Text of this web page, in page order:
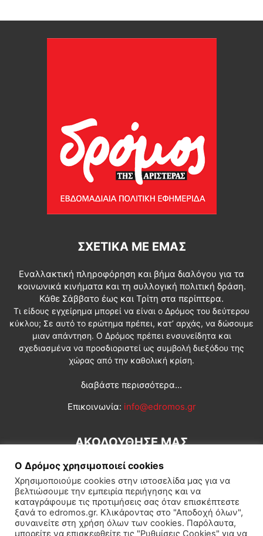
ΣΧΕΤΙΚΆ ΜΕ ΕΜΆΣ
Εναλλακτική πληροφόρηση και βήμα διαλόγου για τα
κοινωνικά κινήματα και τη συλλογική πολιτική δράση.
Κάθε Σάββατο έως και Τρίτη στα περίπτερα.
Τι είδους εγχείρημα μπορεί να είναι ο Δρόμος του δεύτερου
κύκλου; Σε αυτό το ερώτημα πρέπει, κατ’ αρχάς, να δώσουμε
μιαν απάντηση. Ο Δρόμος πρέπει ενσυνείδητα και
σχεδιασμένα να προσδιοριστεί ως συμβολή διεξόδου της
χώρας από την καθολική κρίση.
διαβάστε περισσότερα...
Επικοινωνία: info@edromos.gr
ΑΚΟΛΟΥΘΗΣΕ ΜΑΣ
Εγγραφή συνδρομητή Πολιτική Διεθνή Κοινωνία
Ο Δρόμος χρησιμοποιεί cookies
Χρησιμοποιούμε cookies στην ιστοσελίδα μας για να
βελτιώσουμε την εμπειρία περιήγησης και να
καταγράφουμε τις προτιμήσεις σας όταν επισκέπτεστε
ξανά το edromos.gr. Κλικάροντας στο "Αποδοχή όλων",
συναινείτε στη χρήση όλων των cookies. Παρόλαυτα,
μπορείτε να επισκεφθείτε τις "Ρυθμίσεις Cookies" για να